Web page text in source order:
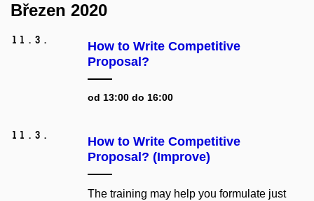
Březen 2020
11. 3.
How to Write Competitive
Proposal?
od 13:00 do 16:00
11. 3.
How to Write Competitive
Proposal? (Improve)
The training may help you formulate just